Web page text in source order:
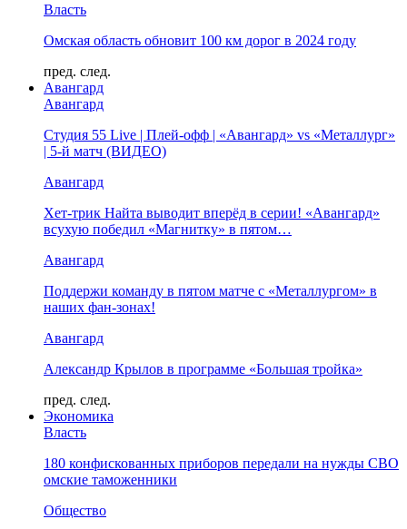
Власть
Омская область обновит 100 км дорог в 2024 году
пред. след.
Авангард
Авангард
Студия 55 Live | Плей-офф | «Авангард» vs «Металлург»
| 5-й матч (ВИДЕО)
Авангард
Хет-трик Найта выводит вперёд в серии! «Авангард»
всухую победил «Магнитку» в пятом…
Авангард
Поддержи команду в пятом матче с «Металлургом» в
наших фан-зонах!
Авангард
Александр Крылов в программе «Большая тройка»
пред. след.
Экономика
Власть
180 конфискованных приборов передали на нужды СВО
омские таможенники
Общество